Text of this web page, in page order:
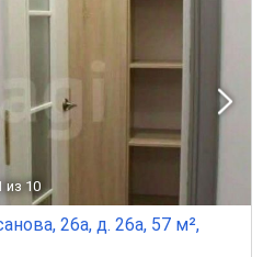
из 10
26а, д. 26а, 57 м²,